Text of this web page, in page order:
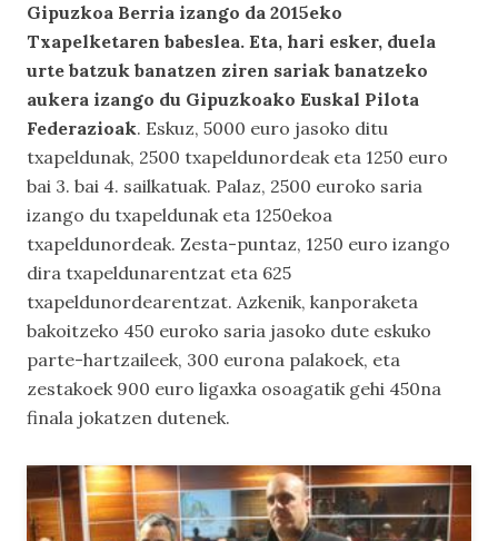
Gipuzkoa Berria izango da 2015eko
Txapelketaren babeslea. Eta, hari esker, duela
urte batzuk banatzen ziren sariak banatzeko
aukera izango du Gipuzkoako Euskal Pilota
Federazioak. Eskuz, 5000 euro jasoko ditu
txapeldunak, 2500 txapeldunordeak eta 1250 euro
bai 3. bai 4. sailkatuak. Palaz, 2500 euroko saria
izango du txapeldunak eta 1250ekoa
txapeldunordeak. Zesta-puntaz, 1250 euro izango
dira txapeldunarentzat eta 625
txapeldunordearentzat. Azkenik, kanporaketa
bakoitzeko 450 euroko saria jasoko dute eskuko
parte-hartzaileek, 300 eurona palakoek, eta
zestakoek 900 euro ligaxka osoagatik gehi 450na
finala jokatzen dutenek.